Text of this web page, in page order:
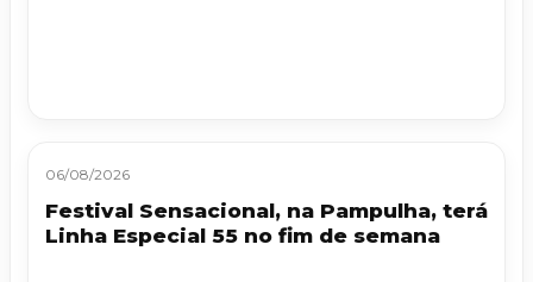
06/08/2026
Festival Sensacional, na Pampulha, terá
Linha Especial 55 no fim de semana